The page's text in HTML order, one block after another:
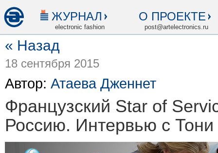
ЖУРНАЛ
electronic fashion
О ПРОЕКТЕ
post@artelectronics.ru
« Назад
18 сентября 2015
Автор: Атаева Дженнет
Французский Star of
Россию. Интервью с